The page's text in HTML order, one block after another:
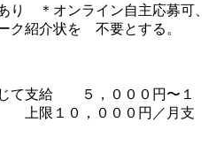
り ＊オンライン自主応募可、
ク紹介状を 不要とする。
じて支給 ５，０００円〜１
上限１０，０００円／月支